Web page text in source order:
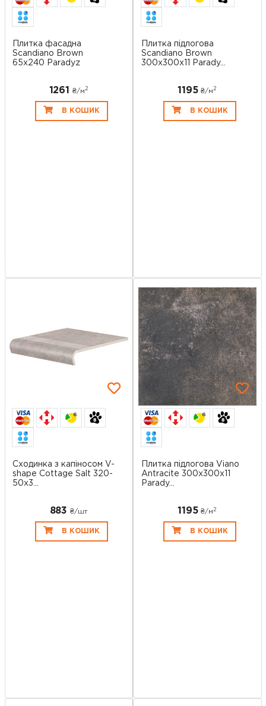
Плитка фасадна
Scandiano Brown
65x240 Paradyz
1261 ₴/м 2
В КОШИК
Плитка підлогова
Scandiano Brown
300x300x11 Parady...
1195 ₴/м2
В КОШИК
6
Сходинка з капіносом V-
shape Cottage Salt 320-
50x3...
883 ₴/шт
В КОШИК
6
Плитка підлогова Viano
Antracite 300x300x11
Parady...
1195 ₴/м2
В КОШИК